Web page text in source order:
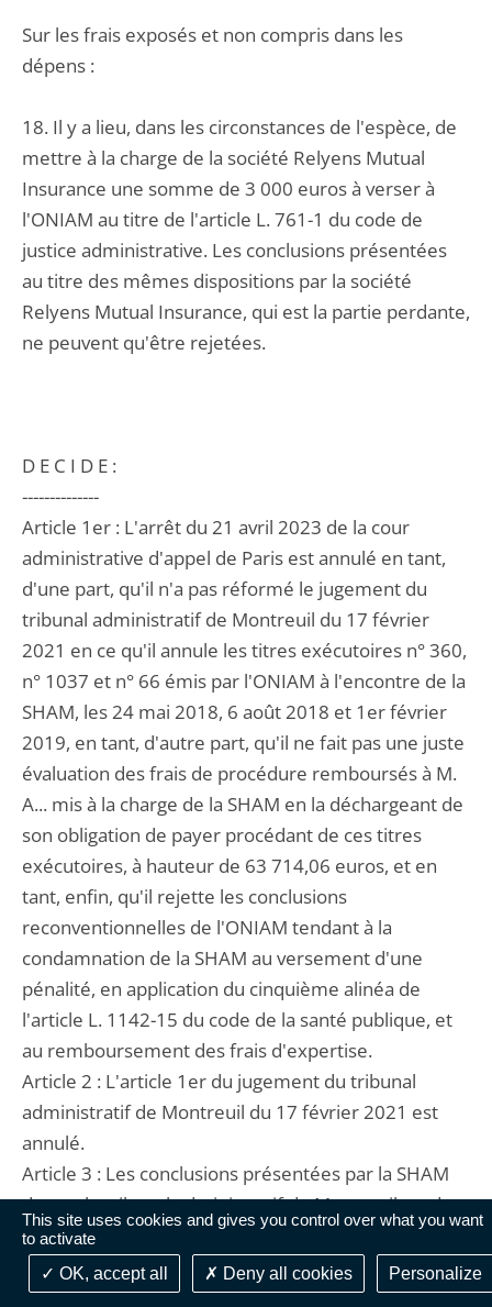
This site uses cookies and gives you control over what you want
to activate
OK, accept all
Deny all cookies Personalize
Sur les frais exposés et non compris dans les
dépens :
18. Il y a lieu, dans les circonstances de l'espèce, de
mettre à la charge de la société Relyens Mutual
Insurance une somme de 3 000 euros à verser à
l'ONIAM au titre de l'article L. 761-1 du code de
justice administrative. Les conclusions présentées
au titre des mêmes dispositions par la société
Relyens Mutual Insurance, qui est la partie perdante,
ne peuvent qu'être rejetées.
D E C I D E :
--------------
Article 1er : L'arrêt du 21 avril 2023 de la cour
administrative d'appel de Paris est annulé en tant,
d'une part, qu'il n'a pas réformé le jugement du
tribunal administratif de Montreuil du 17 février
2021 en ce qu'il annule les titres exécutoires n° 360,
n° 1037 et n° 66 émis par l'ONIAM à l'encontre de la
SHAM, les 24 mai 2018, 6 août 2018 et 1er février
2019, en tant, d'autre part, qu'il ne fait pas une juste
évaluation des frais de procédure remboursés à M.
A... mis à la charge de la SHAM en la déchargeant de
son obligation de payer procédant de ces titres
exécutoires, à hauteur de 63 714,06 euros, et en
tant, enfin, qu'il rejette les conclusions
reconventionnelles de l'ONIAM tendant à la
condamnation de la SHAM au versement d'une
pénalité, en application du cinquième alinéa de
l'article L. 1142-15 du code de la santé publique, et
au remboursement des frais d'expertise.
Article 2 : L'article 1er du jugement du tribunal
administratif de Montreuil du 17 février 2021 est
annulé.
Article 3 : Les conclusions présentées par la SHAM
devant le tribunal administratif de Montreuil tendant
à l'annulation des titres exécutoires n° 360, n° 1037
et n° 66 émis par l'ONIAM à l'encontre de la SHAM,
les 24 mai 2018, 6 août 2018 et 1er février 2019